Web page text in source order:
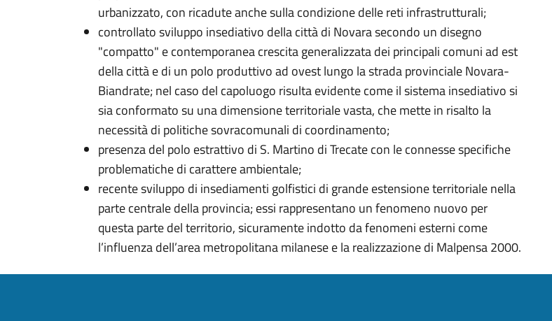
urbanizzato, con ricadute anche sulla condizione delle reti infrastrutturali;
controllato sviluppo insediativo della città di Novara secondo un disegno
"compatto" e contemporanea crescita generalizzata dei principali comuni ad est
della città e di un polo produttivo ad ovest lungo la strada provinciale Novara-
Biandrate; nel caso del capoluogo risulta evidente come il sistema insediativo si
sia conformato su una dimensione territoriale vasta, che mette in risalto la
necessità di politiche sovracomunali di coordinamento;
presenza del polo estrattivo di S. Martino di Trecate con le connesse specifiche
problematiche di carattere ambientale;
recente sviluppo di insediamenti golfistici di grande estensione territoriale nella
parte centrale della provincia; essi rappresentano un fenomeno nuovo per
questa parte del territorio, sicuramente indotto da fenomeni esterni come
l’influenza dell’area metropolitana milanese e la realizzazione di Malpensa 2000.